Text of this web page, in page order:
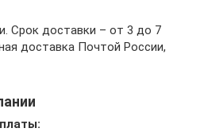
Срок доставки – от 3 до 7
доставка Почтой России,